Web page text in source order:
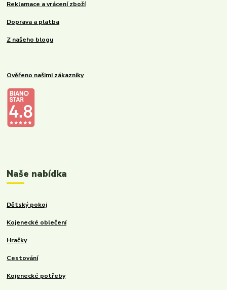
Reklamace a vrácení zboží
Doprava a platba
Z našeho blogu
Ověřeno našimi zákazníky
Naše nabídka
Dětský pokoj
Kojenecké oblečení
Hračky
Cestování
Kojenecké potřeby